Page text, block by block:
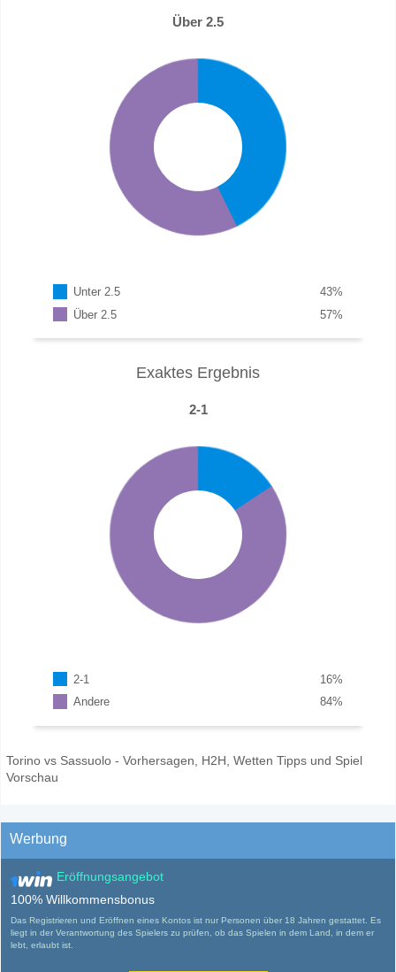
Über 2.5
Unter 2.5 %
43
Über 2.5
%
57
Exaktes Ergebnis
2-1
2-1 %
16
Andere
%
84
Torino vs Sassuolo - Vorhersagen, H2H, Wetten Tipps und Spiel
Vorschau
Werbung
Eröffnungsangebot
100% Willkommensbonus
Das Registrieren und Eröffnen eines Kontos ist nur Personen über 18 Jahren gestattet. Es
liegt in der Verantwortung des Spielers zu prüfen, ob das Spielen in dem Land, in dem er
lebt, erlaubt ist.